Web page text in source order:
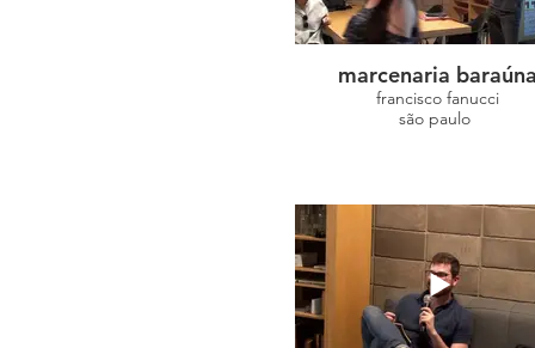
marcenaria
francisco fanucci
são paulo